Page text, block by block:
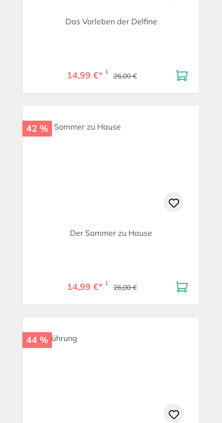
Das Vorleben der Delfine
14,99 €* 1 26,00 €
42 %
Der Sommer zu Hause
14,99 €* 1 26,00 €
44 %